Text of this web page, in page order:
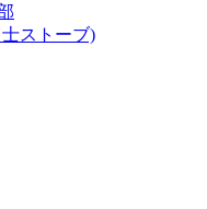
ストーブ)